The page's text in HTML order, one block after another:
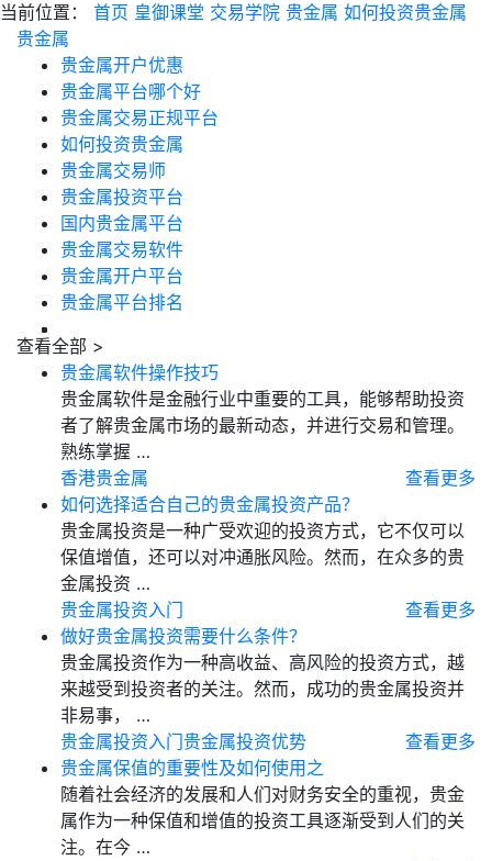
当前位置：
首页 皇御课堂 交易学院 贵金属 如何投资贵金属
贵金属
贵金属开户优惠
贵金属平台哪个好
贵金属交易正规平台
如何投资贵金属
贵金属交易师
贵金属投资平台
国内贵金属平台
贵金属交易软件
贵金属开户平台
贵金属平台排名
查看全部 >
贵金属软件操作技巧
贵金属软件是金融行业中重要的工具，能够帮助投资
者了解贵金属市场的最新动态，并进行交易和管理。
熟练掌握 …
香港贵金属
查看更多
如何选择适合自己的贵金属投资产品？
贵金属投资是一种广受欢迎的投资方式，它不仅可以
保值增值，还可以对冲通胀风险。然而，在众多的贵
金属投资 …
贵金属投资入门
查看更多
做好贵金属投资需要什么条件？
贵金属投资作为一种高收益、高风险的投资方式，越
来越受到投资者的关注。然而，成功的贵金属投资并
非易事， …
贵金属投资入门贵金属投资优势
查看更多
贵金属保值的重要性及如何使用之
随着社会经济的发展和人们对财务安全的重视，贵金
属作为一种保值和增值的投资工具逐渐受到人们的关
注。在今 …